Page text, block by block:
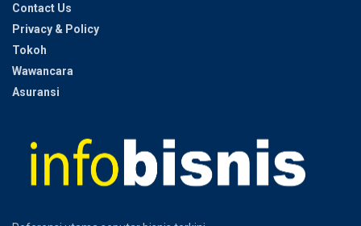
Contact Us
Privacy & Policy
Tokoh
Wawancara
Asuransi